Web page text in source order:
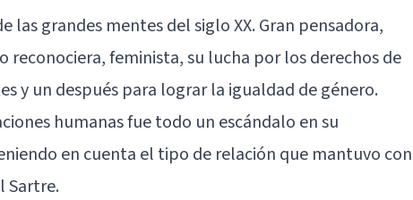
las grandes mentes del siglo XX. Gran pensadora,
reconociera, feminista, su lucha por los derechos de
y un después para lograr la igualdad de género.
humanas fue todo un escándalo en su
en cuenta el tipo de relación que mantuvo con
Sartre.